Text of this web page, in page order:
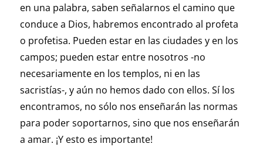
en una palabra, saben señalarnos el camino que
conduce a Dios, habremos encontrado al profeta
o profetisa. Pueden estar en las ciudades y en los
campos; pueden estar entre nosotros -no
necesariamente en los templos, ni en las
sacristías-, y aún no hemos dado con ellos. Sí los
encontramos, no sólo nos enseñarán las normas
para poder soportarnos, sino que nos enseñarán
a amar. ¡Y esto es importante!